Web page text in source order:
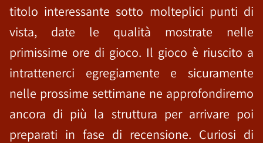
titolo interessante sotto molteplici punti di
vista, date le qualità mostrate nelle
primissime ore di gioco. Il gioco è riuscito a
intrattenerci egregiamente e sicuramente
nelle prossime settimane ne approfondiremo
ancora di più la struttura per arrivare poi
preparati in fase di recensione. Curiosi di